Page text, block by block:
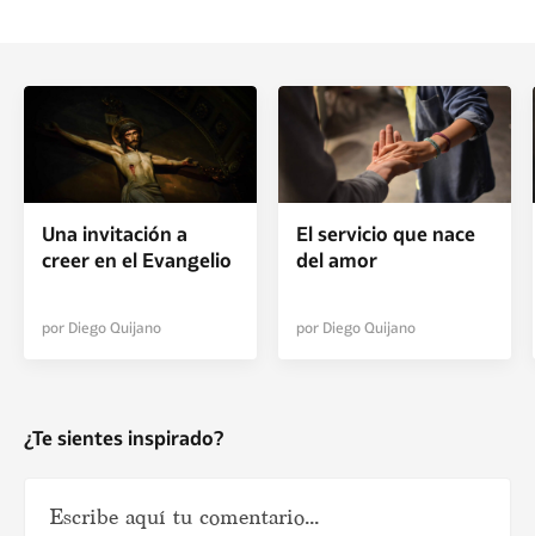
Una invitación a
creer en el Evangelio
por Diego Quijano
El servicio que nace
del amor
por Diego Quijano
¿Te sientes inspirado?